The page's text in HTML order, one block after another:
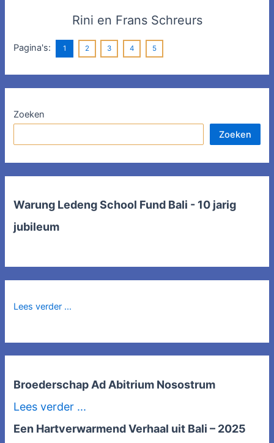
Rini en Frans Schreurs
Pagina's: 1 2 3 4 5
Zoeken
Zoeken
Warung Ledeng School Fund Bali - 10 jarig
jubileum
Lees verder ...
Broederschap Ad Abitrium Nosostrum
Lees verder ...
Een Hartverwarmend Verhaal uit Bali – 2025